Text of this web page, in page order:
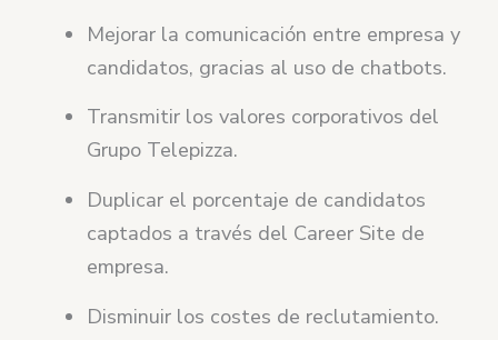
Mejorar la comunicación entre empresa y
candidatos, gracias al uso de chatbots.
Transmitir los valores corporativos del
Grupo Telepizza.
Duplicar el porcentaje de candidatos
captados a través del Career Site de
empresa.
Disminuir los costes de reclutamiento.